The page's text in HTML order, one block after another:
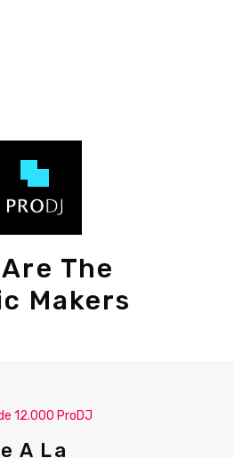
Are The
Makers
12.000 ProDJ
A La